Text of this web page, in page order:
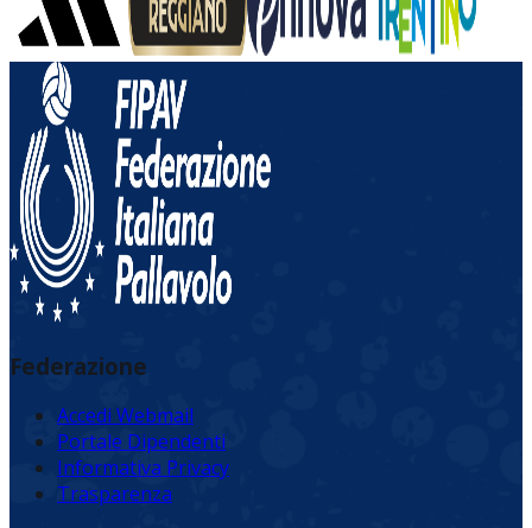
Federazione
Accedi Webmail
Portale Dipendenti
Informativa Privacy
Trasparenza